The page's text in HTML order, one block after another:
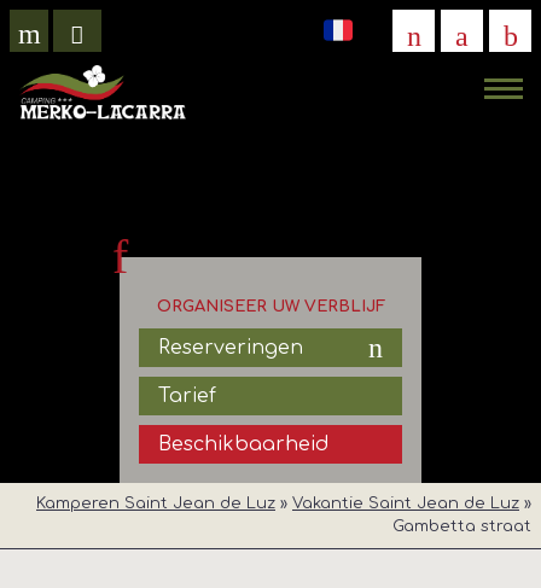
VIRTUEEL
BEZOEK
ORGANISEER UW VERBLIJF
Reserveringen
Tarief
Beschikbaarheid
Kamperen Saint Jean de Luz » Vakantie Saint Jean de Luz »
Gambetta straat